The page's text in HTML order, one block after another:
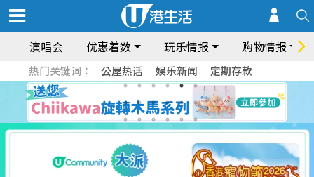
演唱会 优惠着数 玩乐情报 购物情报
热门关键词： 公屋热话 娱乐新闻 定期存款